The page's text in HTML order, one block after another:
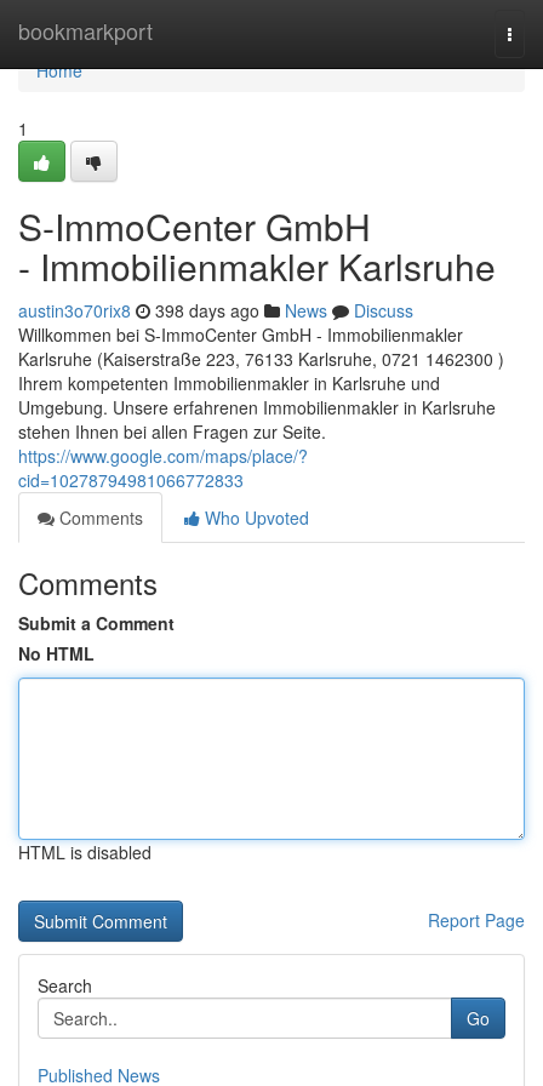
bookmarkport
Home
Home
1
S-ImmoCenter GmbH
- Immobilienmakler Karlsruhe
austin3o70rix8 398 days ago News
Discuss
Willkommen bei S-ImmoCenter GmbH - Immobilienmakler
Karlsruhe (Kaiserstraße 223, 76133 Karlsruhe, 0721 1462300 )
Ihrem kompetenten Immobilienmakler in Karlsruhe und
Umgebung. Unsere erfahrenen Immobilienmakler in Karlsruhe
stehen Ihnen bei allen Fragen zur Seite.
https://www.google.com/maps/place/?
cid=10278794981066772833
Comments
Who Upvoted
Comments
Submit a Comment
No HTML
HTML is disabled
Report Page
Search
Go
Published News